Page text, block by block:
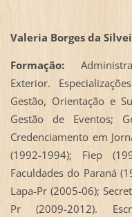
Valeria Borges da
Formação:
Exterior.
Gestão, Orientação e
Gestão de Eventos;
Credenciamento em
(1992-1994); Fiep
Faculdades do Paraná
Lapa-Pr (2005-06);
Pr (2009-2012).